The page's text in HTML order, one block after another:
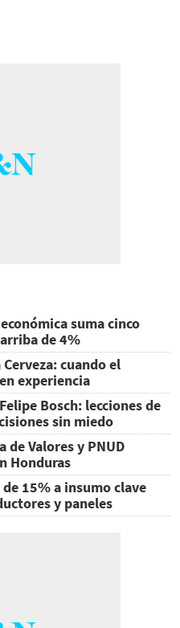
suma cinco
de 4%
cuando el
experiencia
Bosch: lecciones de
sin miedo
de Valores y PNUD
Honduras
15% a insumo clave
y paneles